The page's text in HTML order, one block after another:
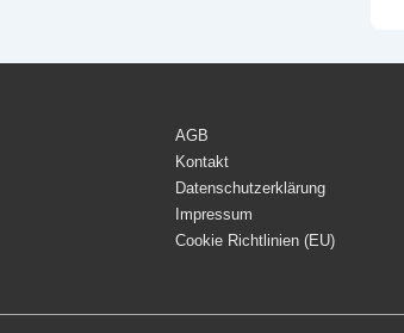
AGB
Kontakt
Datenschutzerklärung
Impressum
Cookie Richtlinien (EU)